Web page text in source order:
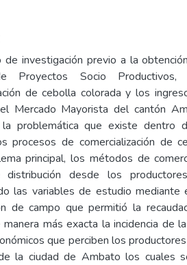
de investigación previo a la
Proyectos Socio
de cebolla colorada y los
Mercado Mayorista del cantón
la problemática que existe dentro
procesos de comercialización de
principal, los métodos de
distribución desde los
las variables de estudio
de campo que permitió la
más exacta la incidencia de
que perciben los
la ciudad de Ambato los cuales